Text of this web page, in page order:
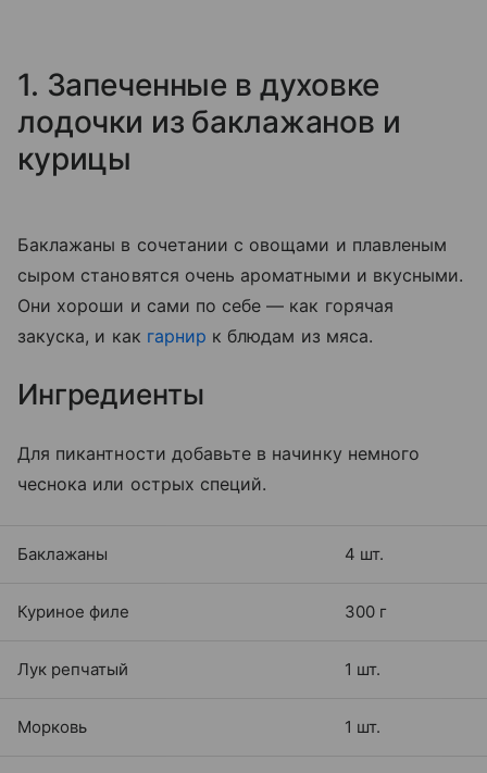
1. Запеченные в духовке
лодочки из баклажанов и
курицы
Баклажаны в сочетании с овощами и плавленым
сыром становятся очень ароматными и вкусными.
Они хороши и сами по себе — как горячая
закуска, и как гарнир к блюдам из мяса.
Ингредиенты
Для пикантности добавьте в начинку немного
чеснока или острых специй.
Баклажаны 4 шт.
Куриное филе 300 г
Лук репчатый 1 шт.
Морковь 1 шт.